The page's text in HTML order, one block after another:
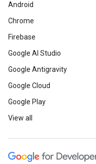
Android
Chrome
Firebase
Google AI Studio
Google Antigravity
Google Cloud
Google Play
View all